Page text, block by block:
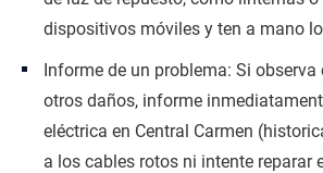
dispositivos móviles y ten a mano
Informe de un problema: Si observa
otros daños, informe
eléctrica en Central Carmen
a los cables rotos ni intente reparar